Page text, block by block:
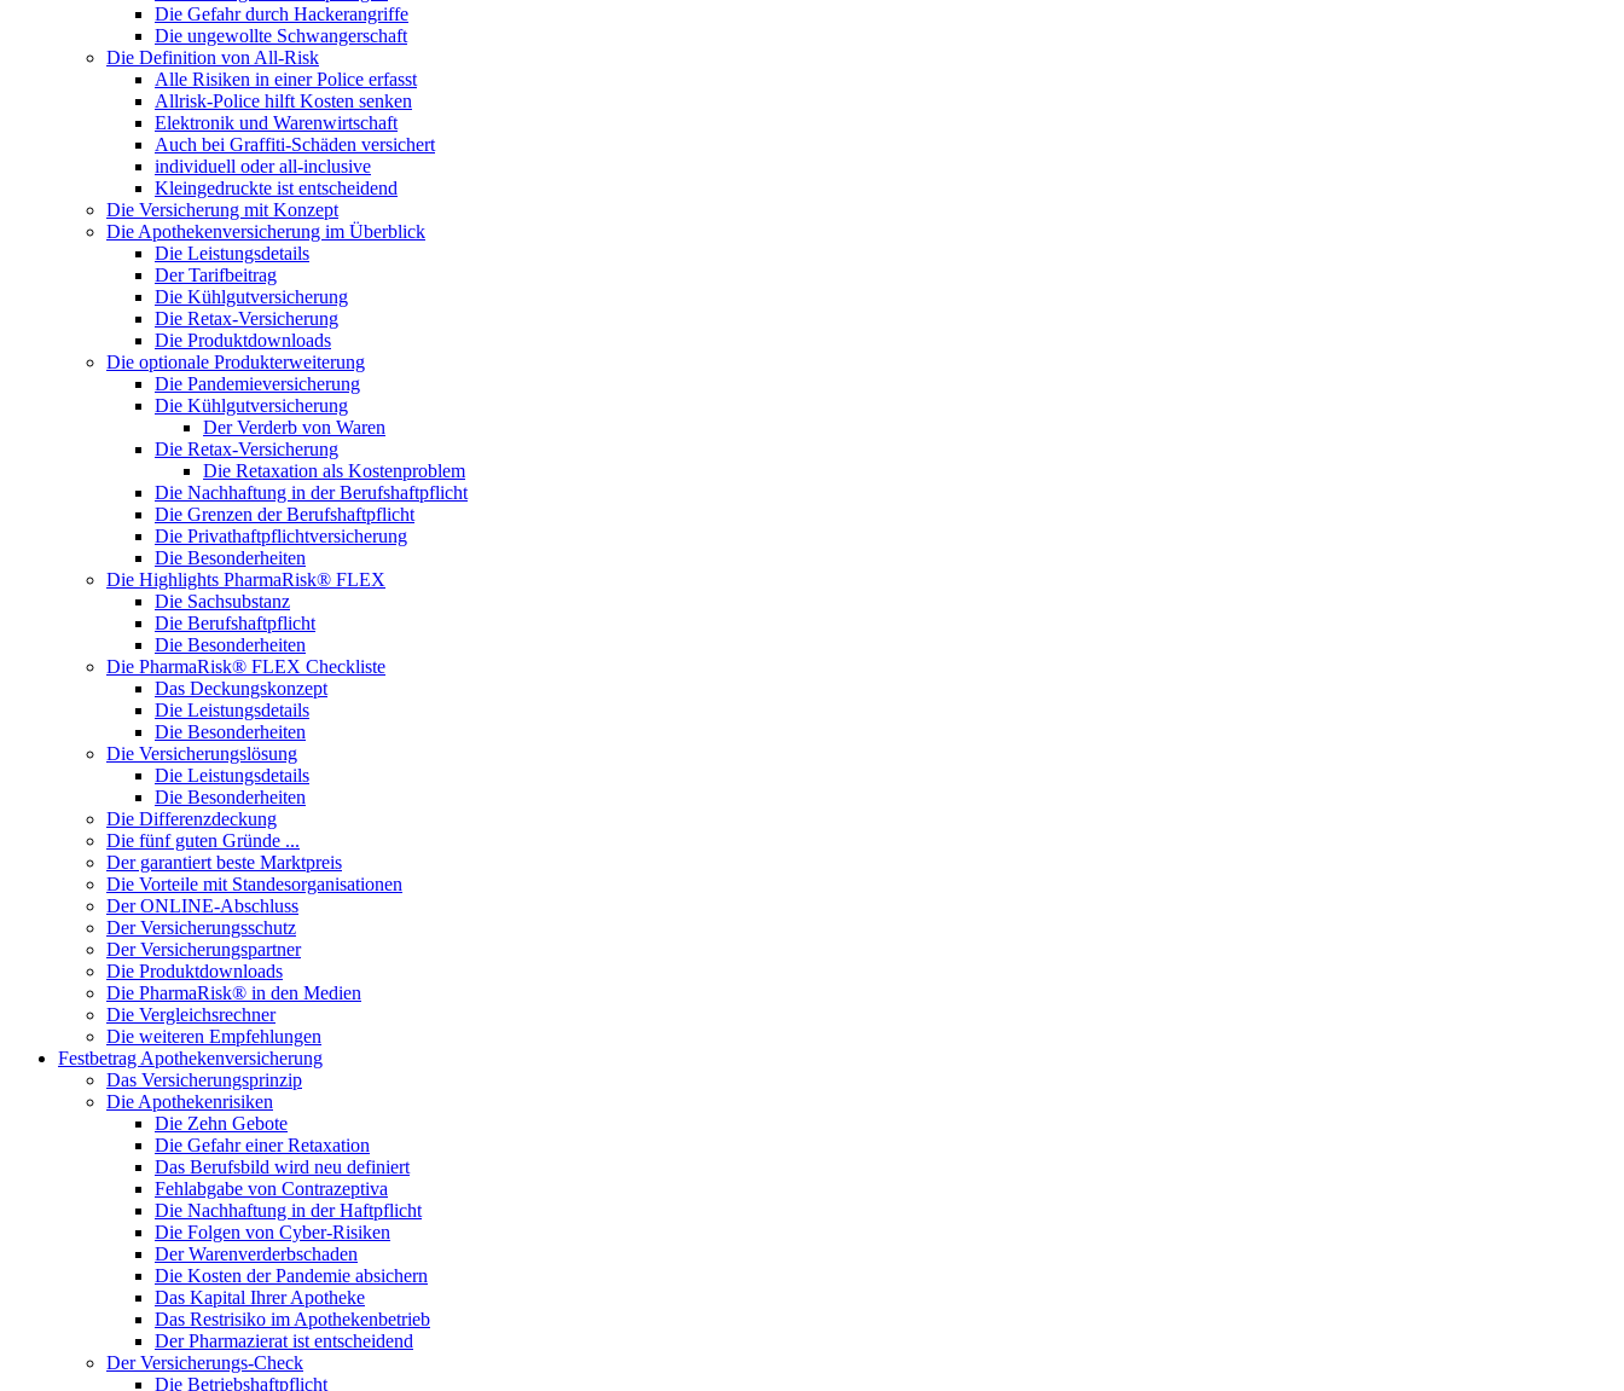
Die Gefahr durch Hackerangriffe
Die ungewollte Schwangerschaft
Die Definition von All-Risk
Alle Risiken in einer Police erfasst
Allrisk-Police hilft Kosten senken
Elektronik und Warenwirtschaft
Auch bei Graffiti-Schäden versichert
individuell oder all-inclusive
Kleingedruckte ist entscheidend
Die Versicherung mit Konzept
Die Apothekenversicherung im Überblick
Die Leistungsdetails
Der Tarifbeitrag
Die Kühlgutversicherung
Die Retax-Versicherung
Die Produktdownloads
Die optionale Produkterweiterung
Die Pandemieversicherung
Die Kühlgutversicherung
Der Verderb von Waren
Die Retax-Versicherung
Die Retaxation als Kostenproblem
Die Nachhaftung in der Berufshaftpflicht
Die Grenzen der Berufshaftpflicht
Die Privathaftpflichtversicherung
Die Besonderheiten
Die Highlights PharmaRisk® FLEX
Die Sachsubstanz
Die Berufshaftpflicht
Die Besonderheiten
Die PharmaRisk® FLEX Checkliste
Das Deckungskonzept
Die Leistungsdetails
Die Besonderheiten
Die Versicherungslösung
Die Leistungsdetails
Die Besonderheiten
Die Differenzdeckung
Die fünf guten Gründe ...
Der garantiert beste Marktpreis
Die Vorteile mit Standesorganisationen
Der ONLINE-Abschluss
Der Versicherungsschutz
Der Versicherungspartner
Die Produktdownloads
Die PharmaRisk® in den Medien
Die Vergleichsrechner
Die weiteren Empfehlungen
Festbetrag Apothekenversicherung
Das Versicherungsprinzip
Die Apothekenrisiken
Die Zehn Gebote
Die Gefahr einer Retaxation
Das Berufsbild wird neu definiert
Fehlabgabe von Contrazeptiva
Die Nachhaftung in der Haftpflicht
Die Folgen von Cyber-Risiken
Der Warenverderbschaden
Die Kosten der Pandemie absichern
Das Kapital Ihrer Apotheke
Das Restrisiko im Apothekenbetrieb
Der Pharmazierat ist entscheidend
Der Versicherungs-Check
Die Betriebshaftpflicht